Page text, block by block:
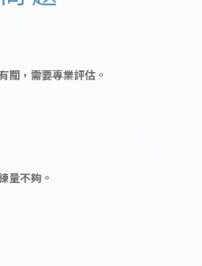
關，需要專業評估。
量不夠。